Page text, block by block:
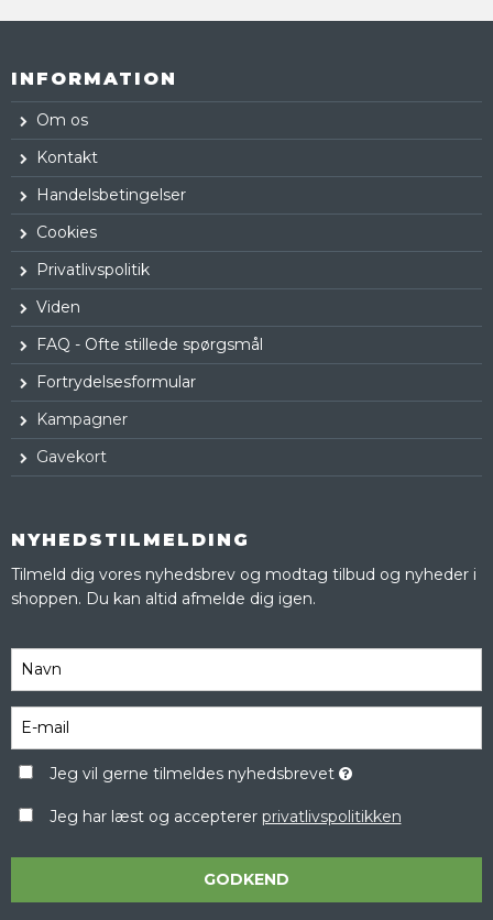
INFORMATION
Om os
Kontakt
Handelsbetingelser
Cookies
Privatlivspolitik
Viden
FAQ - Ofte stillede spørgsmål
Fortrydelsesformular
Kampagner
Gavekort
NYHEDSTILMELDING
Tilmeld dig vores nyhedsbrev og modtag tilbud og nyheder i
shoppen. Du kan altid afmelde dig igen.
Jeg vil gerne tilmeldes nyhedsbrevet
Jeg har læst og accepterer privatlivspolitikken
GODKEND